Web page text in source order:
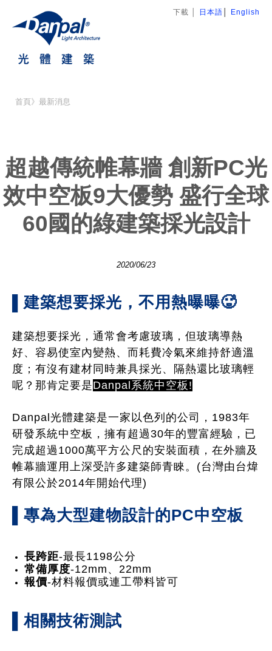
下載 日本語 English
首頁》 最新消息
超越傳統帷幕牆 創新PC光
效中空板9大優勢 盛行全球
60國的綠建築採光設計
2020/06/23
▌建築想要採光，不用熱曝曝🥵
建築想要採光，通常會考慮玻璃，但玻璃導熱
好、容易使室內變熱、而耗費冷氣來維持舒適溫
度；有沒有建材同時兼具採光、隔熱還比玻璃輕
呢？ 那肯定要是Danpal系統中空板!
Danpal光體建築是一家以色列的公司，1983年
研發系統中空板，擁有超過30年的豐富經驗，已
完成超過1000萬平方公尺的安裝面積，在外牆及
帷幕牆運用上深受許多建築師青睞。(台灣由台煒
有限公於2014年開始代理)
▌專為大型建物設計的PC中空板
長跨距-最長1198公分
常備厚度-12mm、22mm
報價-材料報價或連工帶料皆可
▌相關技術測試